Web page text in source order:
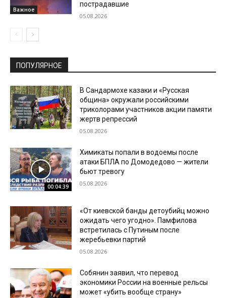
Важное
пострадавшие
05.08.2026
ПОПУЛЯРНОЕ
В Сандармохе казаки и «Русская
община» окружали российскими
триколорами участников акции памяти
жертв репрессий
05.08.2026
00:04:39
Химикаты попали в водоемы после
атаки БПЛА по Домодедово — жители
бьют тревогу
05.08.2026
«От киевской банды детоубийц можно
ожидать чего угодно». Памфилова
встретилась с Путиным после
жеребьевки партий
05.08.2026
Собянин заявил, что перевод
экономики России на военные рельсы
может «убить вообще страну»